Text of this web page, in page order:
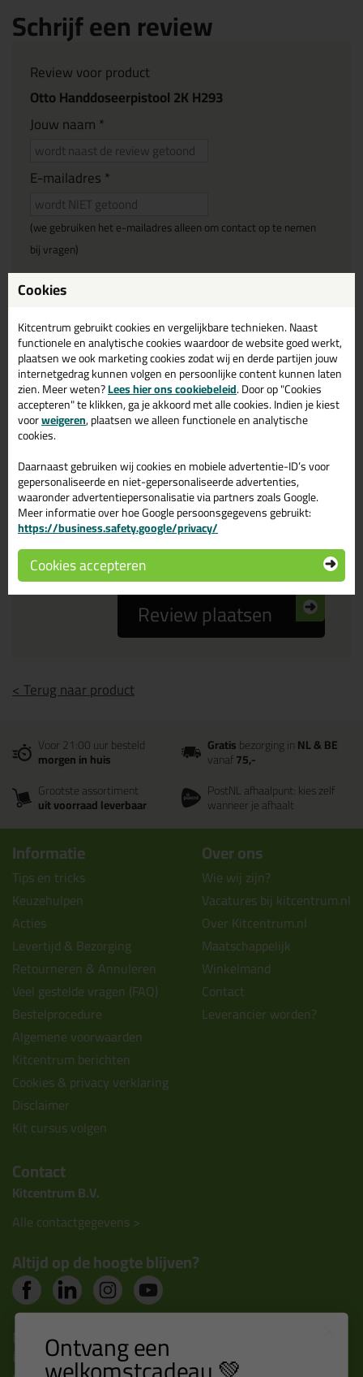
Schrijf een review
Review voor product
Otto Handdoseerpistool 2K H293
Jouw naam *
E-mailadres *
(we gebruiken het e-mailadres alleen om contact op te nemen
bij vragen)
Reviewtitel *
Je ervaring
Beoordeling
Zou jij dit product aanbevelen bij anderen?
ja
nee
Review plaatsen
< Terug naar product
Voor 21:00 uur besteld
morgen in huis
Gratisbezorging inNL & BE
vanaf75,-
Grootste assortiment
uit voorraad leverbaar
PostNL afhaalpunt: kies zelf
wanneer je afhaalt
Informatie
Tips en tricks
Keuzehulpen
Acties
Levertijd & Bezorging
Retourneren & Annuleren
Veel gestelde vragen (FAQ)
Bestelprocedure
Algemene voorwaarden
Kitcentrum berichten
Cookies & privacy verklaring
Disclaimer
Kit cursus volgen
Over ons
Wie wij zijn?
Vacatures bij kitcentrum.nl
Over Kitcentrum.nl
Maatschappelijk
Winkelmand
Contact
Leverancier worden?
Contact
Kitcentrum B.V.
Alle contactgegevens >
Altijd op de hoogte blijven?
Nieuws, tips en exclusieve deals rechtstreeks in je
inbox
Cookies
Kitcentrum gebruikt cookies en vergelijkbare technieken. Naast
functionele en analytische cookies waardoor de website goed werkt,
plaatsen we ook marketing cookies zodat wij en derde partijen jouw
internetgedrag kunnen volgen en persoonlijke content kunnen laten
zien. Meer weten?Lees hier ons cookiebeleid. Door op "Cookies
accepteren" te klikken, ga je akkoord met alle cookies. Indien je kiest
voorweigeren, plaatsen we alleen functionele en analytische
cookies.
Daarnaast gebruiken wij cookies en mobiele advertentie-ID’s voor
gepersonaliseerde en niet-gepersonaliseerde advertenties,
waaronder advertentiepersonalisatie via partners zoals Google.
Meer informatie over hoe Google persoonsgegevens gebruikt:
https://business.safety.google/privacy/
Cookies accepteren
Ontvang een